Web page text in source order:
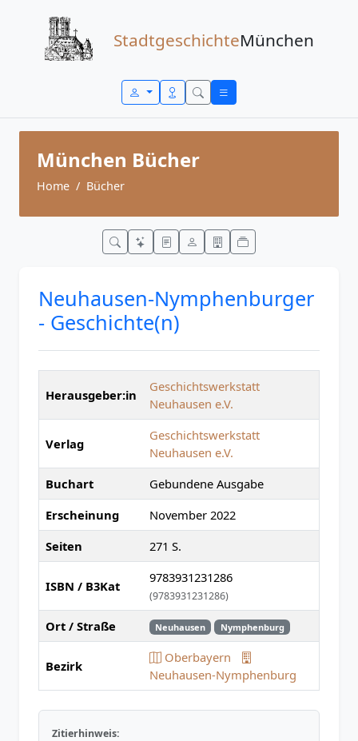
StadtgeschichteMünchen
München Bücher
Home Bücher
Neuhausen-Nymphenburger
- Geschichte(n)
Herausgeber:in
Geschichtswerkstatt
Neuhausen e.V.
Verlag
Geschichtswerkstatt
Neuhausen e.V.
Buchart
Gebundene Ausgabe
Erscheinung
November 2022
Seiten
271 S.
ISBN / B3Kat
9783931231286
(9783931231286)
Ort / Straße Neuhausen Nymphenburg
Bezirk
Oberbayern
Neuhausen-Nymphenburg
Zitierhinweis: